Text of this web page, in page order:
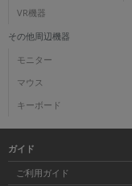
VR機器
その他周辺機器
モニター
マウス
キーボード
ガイド
ご利用ガイド